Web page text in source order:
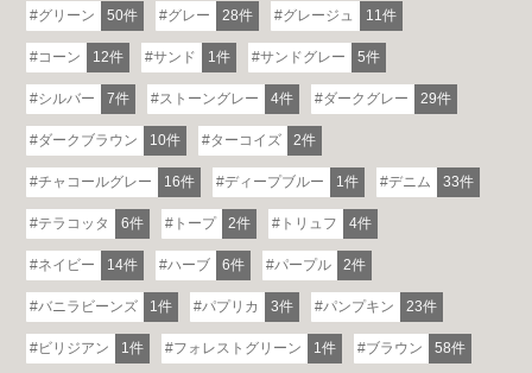
グリーン 50件 グレー 28件 グレージュ 11件
コーン 12件 サンド 1件 サンドグレー 5件
シルバー 7件 ストーングレー 4件 ダークグレー 29件
ダークブラウン 10件 ターコイズ 2件
チャコールグレー 16件 ディープブルー 1件 デニム 33件
テラコッタ 6件 トープ 2件 トリュフ 4件
ネイビー 14件 ハーブ 6件 パープル 2件
バニラビーンズ 1件 パプリカ 3件 パンプキン 23件
ビリジアン 1件 フォレストグリーン 1件 ブラウン 58件